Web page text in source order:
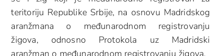
teritoriju Republike Srbije, na osnovu Madridskog
aranžmana o međunarodnom registrovanju
žigova, odnosno Protokola uz Madridski
aranžman o međunarodnom registrovanju žigova.